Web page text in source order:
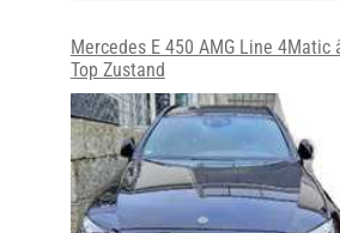
Mercedes E 450 AMG Line 4Matic
Top Zustand